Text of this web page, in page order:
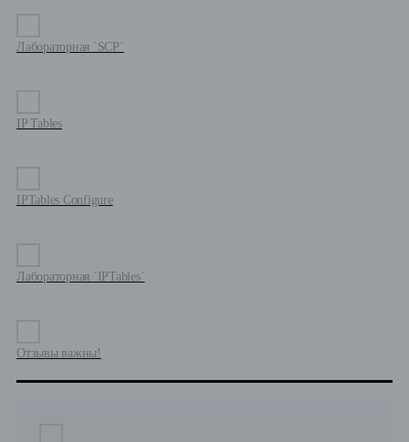
Лабораторная `SCP`
IP Tables
IPTables Configure
Лабораторная `IPTables`
Отзывы важны!